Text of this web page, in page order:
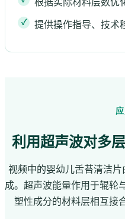
提供操作指导、技术
利用超声波对多
视频中的婴幼儿舌苔清洁
成。超声波能量作用于辊轮
塑性成分的材料层相互接